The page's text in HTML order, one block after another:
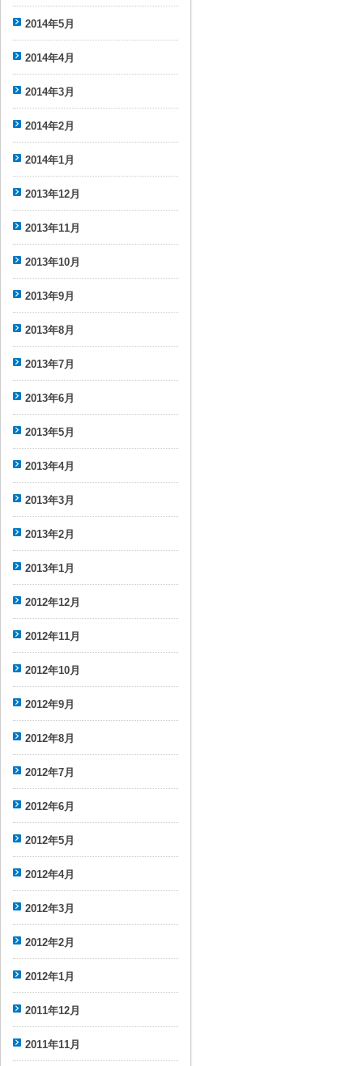
2014年5月
2014年4月
2014年3月
2014年2月
2014年1月
2013年12月
2013年11月
2013年10月
2013年9月
2013年8月
2013年7月
2013年6月
2013年5月
2013年4月
2013年3月
2013年2月
2013年1月
2012年12月
2012年11月
2012年10月
2012年9月
2012年8月
2012年7月
2012年6月
2012年5月
2012年4月
2012年3月
2012年2月
2012年1月
2011年12月
2011年11月